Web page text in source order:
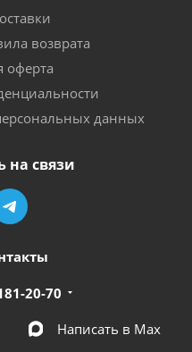
возврата
оферта
данных
на связи
20-70
Написать в Мах